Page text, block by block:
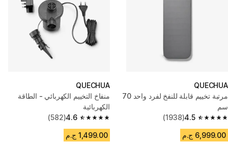
QUECHUA
مرتبة تخييم قابلة للنفخ لفرد واحد 70
سم
4.5
4.5 out of 5 stars from 1938 reviews
(1938)
6,999.00 ج.م
QUECHUA
منفاخ التخييم الكهربائي - الطاقة
الكهربائية
4.6
4.6 out of 5 stars from 582 reviews
(582)
1,499.00 ج.م